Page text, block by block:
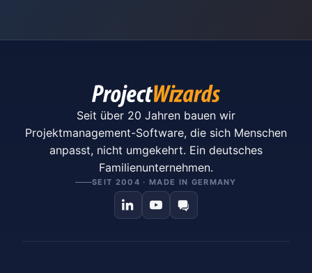
Seit über 20 Jahren bauen wir
Projektmanagement-Software, die sich Menschen
anpasst, nicht umgekehrt. Ein deutsches
Familienunternehmen.
SEIT 2004 · MADE IN GERMANY